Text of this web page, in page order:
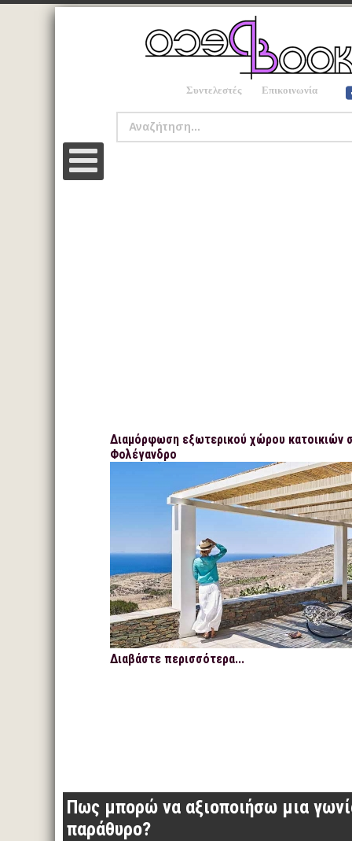
Συντελεστές Επικοινωνία
Διαμόρφωση εξωτερικού χώρου κατοικιών
Φολέγανδρο
Διαβάστε περισσότερα...
Πως μπορώ να αξιοποιήσω μια
παράθυρο?